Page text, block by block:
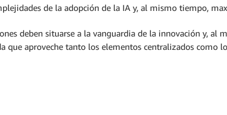
de la adopción de la IA y, al mismo tiempo,
deben situarse a la vanguardia de la innovación y, al
que aproveche tanto los elementos centralizados como